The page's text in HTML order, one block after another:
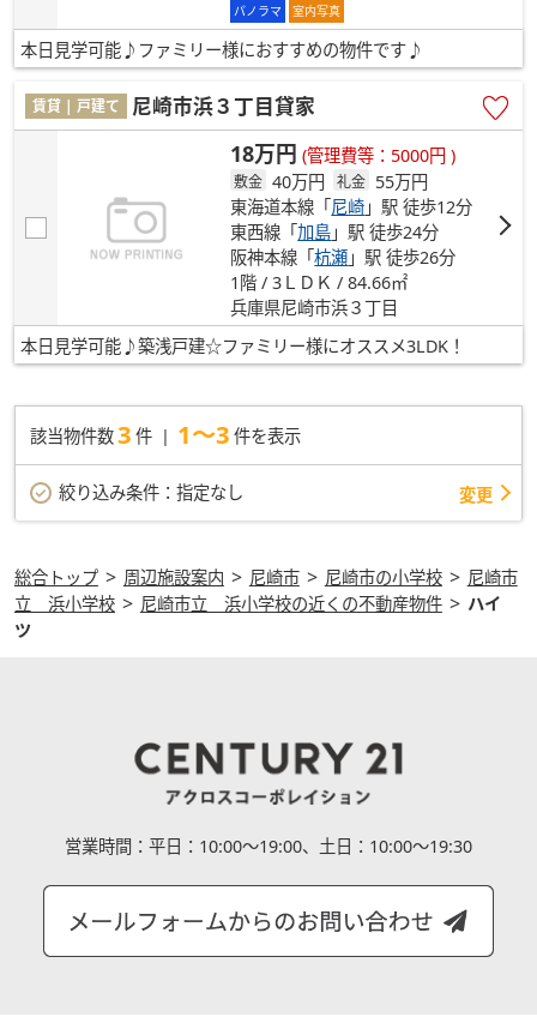
パノラマ 室内写真
本日見学可能♪ファミリー様におすすめの物件です♪
賃貸 | 戸建て 尼崎市浜３丁目貸家
18万円 (管理費等：5000円 )
敷金 40万円 礼金 55万円
東海道本線「尼崎 」駅 徒歩12分
東西線「加島 」駅 徒歩24分
阪神本線「杭瀬 」駅 徒歩26分
1階 / 3ＬＤＫ / 84.66㎡
兵庫県尼崎市浜３丁目
本日見学可能♪築浅戸建☆ファミリー様にオススメ3LDK！
該当物件数3 件 1～3 件を表示
絞り込み条件： 指定なし 変更
総合トップ > 周辺施設案内 > 尼崎市 > 尼崎市の小学校 > 尼崎市
立 浜小学校 > 尼崎市立 浜小学校の近くの不動産物件 > ハイ
ツ
営業時間： 平日：10:00～19:00、土日：10:00～19:30